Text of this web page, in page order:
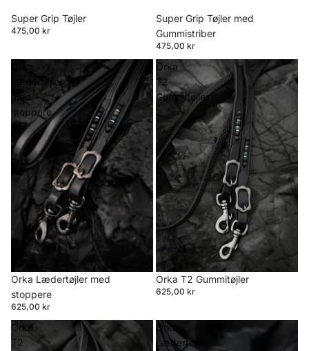
Super Grip Tøjler
475,00 kr
Super Grip Tøjler med
Gummistriber
475,00 kr
Orka
Lædertøjler
med
stoppere
Orka Lædertøjler med
stoppere
625,00 kr
Orka
T2
Gummitøjler
Orka T2 Gummitøjler
625,00 kr
Orka
T2
Orka
Lædertøjler